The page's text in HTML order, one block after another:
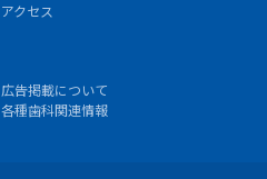
アクセス
広告掲載について
各種歯科関連情報